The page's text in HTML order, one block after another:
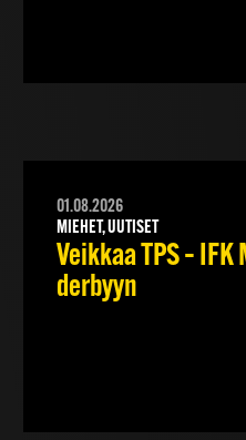
01.08.2026
MIEHET, UUTISET
Veikkaa TPS –
derbyyn